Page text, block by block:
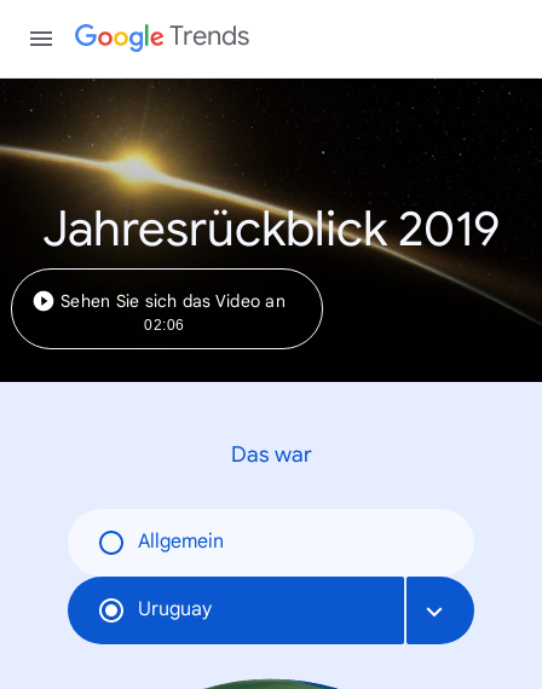
Trends
Jahresrückblick 2019
Sehen Sie sich das Video an
02:06
Das war
Allgemein
Uruguay